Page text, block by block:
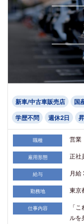
新車/中古車販売店 国
学歴不問 週休2日
職種 営業
雇用形態 正社
給与 月給
勤務地 東京
仕事内容
「
ルを